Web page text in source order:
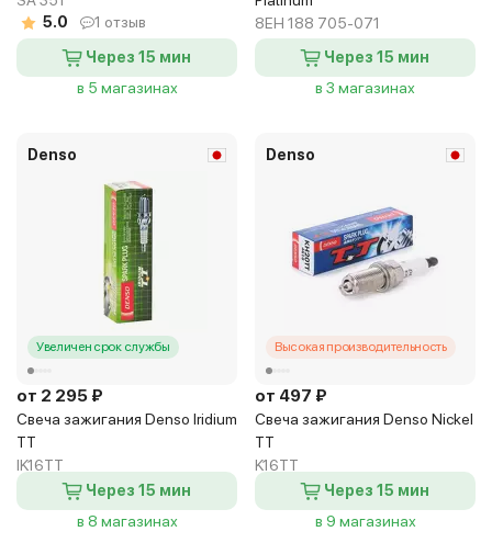
5.0
1 отзыв
Через 15 мин
в 5 магазинах
8EH 188 705-071
Через 15 мин
в 3 магазинах
Denso
Увеличен срок службы
от 2 295 ₽
Свеча зажигания Denso Iridium
TT
IK16TT
Через 15 мин
в 8 магазинах
Denso
Высокая производительность
от 497 ₽
Свеча зажигания Denso Nickel
TT
K16TT
Через 15 мин
в 9 магазинах